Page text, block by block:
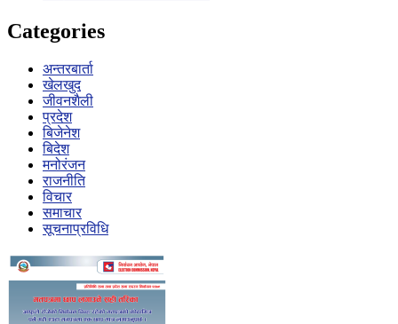
Categories
अन्तरबार्ता
खेलखुद
जीवनशैली
प्रदेश
बिजेनेश
बिदेश
मनोरंजन
राजनीति
विचार
समाचार
सूचनाप्रविधि